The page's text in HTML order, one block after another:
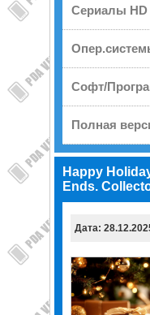
Сериалы HD
Софт/
Полная
Happy
Ends.
Дата: